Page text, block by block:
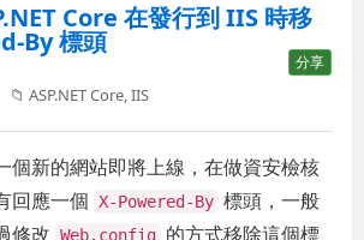
Core 在發行到 IIS 時移
By 標頭
分享
📁ASP.NET Core,IIS
個新的網站即將上線，在做資安檢核
回應一個 X-Powered-By 標頭，一般
修改 Web.config 的方式移除這個標